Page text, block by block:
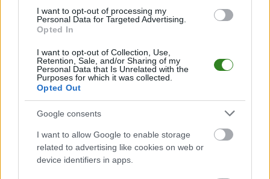
I want to opt-out of processing my
Personal Data for Targeted Advertising.
Opted In
I want to opt-out of Collection, Use,
Retention, Sale, and/or Sharing of my
Personal Data that Is Unrelated with the
Purposes for which it was collected.
Opted Out
Google consents
I want to allow Google to enable storage
related to advertising like cookies on web or
device identifiers in apps.
Głogovia Głogów Małopolski - Błękit Żołynia
odbędzie się w
ramach 22. kolejki - Rzeszów > Klasa Okręgowa. Spotkanie zostanie
Głogovia Głogów Małopolskiprzystępuje do tego spotkania w roli
gospodarza. Jak drużyna radzi sobie w sezonie 2025/2026 rozgrywek
Rzeszów > Klasa Okręgowa przed własną publicznością? Na tej stronie
możecie zobaczyć tabelę uwzględniającą tylko mecze u siebie. W tabeli
biorącej pod uwagę tylko mecze wyjazdowe możecie natomiast
sprawdzić jak spisuje się klub
Rzeszów > Klasa Okręgowa - sytuacja w tabeli
Przed meczami 22. kolejki - Rzeszów > Klasa Okręgowa gospodarze
(Głogovia Głogów Małopolski) zajmują